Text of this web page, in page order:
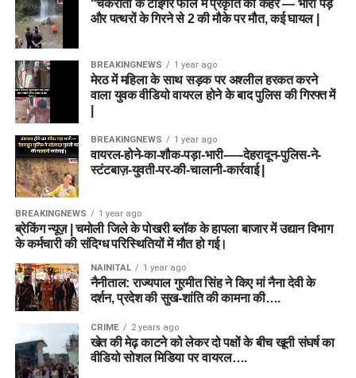
“चकराता के टाइगर फॉल में प्रकृति का कहर — भारी पेड़
और पत्थरों के गिरने से 2 की मौके पर मौत, कई घायल |
BREAKINGNEWS 1 year ago
मेरठ में महिला के साथ सड़क पर अश्लील हरकत करने
वाला युवक वीडियो वायरल होने के बाद पुलिस की गिरफ्त में
BREAKINGNEWS 1 year ago
वायरल-होने-का-शौक-पड़ा-भारी-—-देहरादून-पुलिस-ने-
स्टंटबाज़-युवती-पर-की-चालानी-कार्रवाई |
BREAKINGNEWS 1 year ago
ब्रेकिंग न्यूज़ | चमोली जिले के पोखरी ब्लॉक के हापला बाजार में उद्यान विभाग
के कर्मचारी की संदिग्ध परिस्थितियों में मौत हो गई।
NAINITAL 1 year ago
नैनीताल: राज्यपाल गुरमीत सिंह ने किए मां नैना देवी के
दर्शन, प्रदेश की सुख-शांति की कामना की….
CRIME 2 years ago
खेत की मेढ़ काटने को लेकर दो पक्षों के बीच खूनी संघर्ष का
वीडियो सोशल मिडिया पर वायरल….